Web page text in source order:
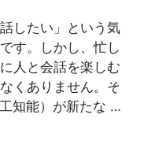
したい」という気
す。しかし、忙し
人と会話を楽しむ
くありません。そ
知能）が新たな …